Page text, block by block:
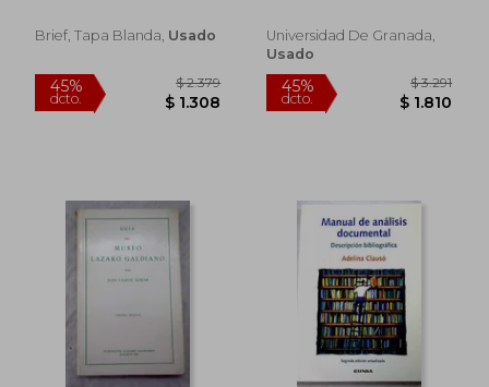
45%
dcto.
Brief, Tapa Blanda, Usado
Universidad De Granada,
Usado